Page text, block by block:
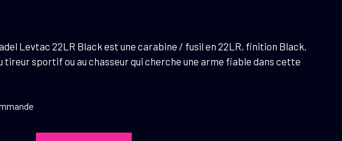
Levtac 22LR Black est une carabine / fusil en 22LR, finition Black.
tireur sportif ou au chasseur qui cherche une arme fiable dans cette